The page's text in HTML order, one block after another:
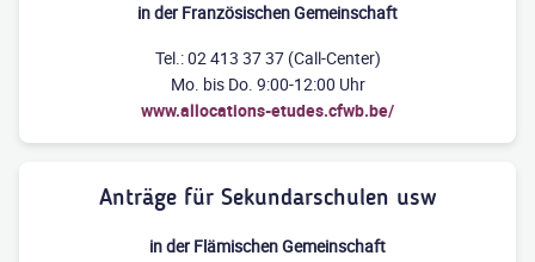
in der Französischen Gemeinschaft
Tel.: 02 413 37 37 (Call-Center)
Mo. bis Do. 9:00-12:00 Uhr
www.allocations-etudes.cfwb.be/
Anträge für Sekundarschulen usw
in der Flämischen Gemeinschaft